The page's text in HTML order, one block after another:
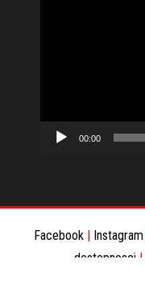
00:00
Facebook Instagram
dostepnosci |